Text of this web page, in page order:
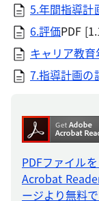
5.年間指導計
6.評価PDF
キャリア教育
7.指導計画の
PDFファイル
Acrobat
ージより無料